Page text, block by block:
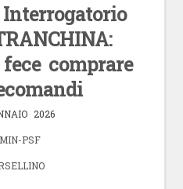
Interrogatorio
comprare
2026
PSF